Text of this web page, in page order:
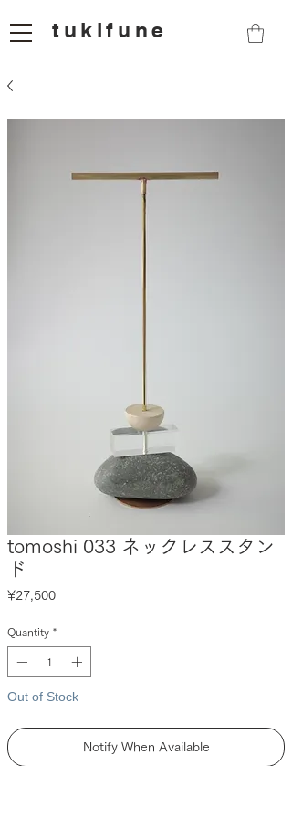
tukifune
tomoshi 033 ネックレススタン
ド
¥27,500Price
Quantity *
Out of Stock
Notify When Available